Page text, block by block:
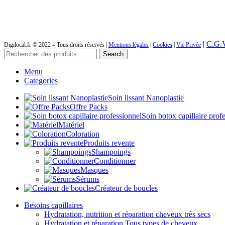
Digilocal.fr © 2022 – Tous droits réservés | Mentions légales | Cookies | Vie Privée |
Search
Menu
Categories
Soin lissant Nanoplastie
Offre Packs
Soin botox capillaire
Matériel
Coloration
Produits revente
Shampoings
Conditionner
Masques
Sérums
Créateur de boucles
Besoins capillaires
Hydratation, nutrition et réparation cheveux très secs
Hydratation et réparation Tous types de cheveux